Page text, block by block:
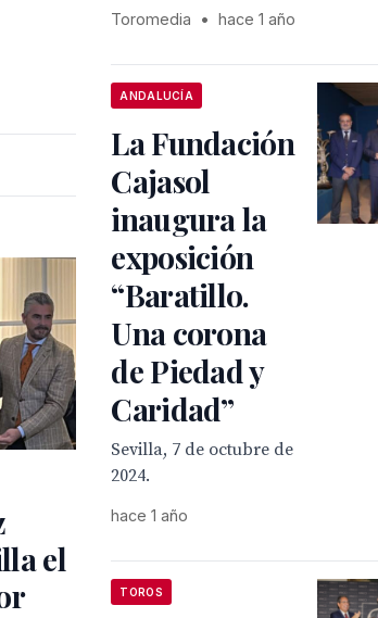
el
Toromedia • hace 1 año
ANDALUCÍA
La Fundación
Cajasol
inaugura la
exposición
“Baratillo.
Una corona
de Piedad y
Caridad”
Sevilla, 7 de octubre de
2024.
hace 1 año
TOROS